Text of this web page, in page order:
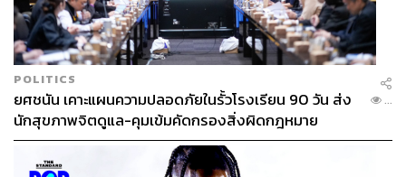
POLITICS
ยศชนัน เคาะแผนความปลอดภัยในรั้วโรงเรียน 90 วัน ส่ง
นักสุขภาพจิตดูแล-คุมเข้มคัดกรองสิ่งผิดกฎหมาย
...